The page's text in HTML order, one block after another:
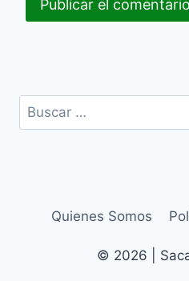
Buscar:
Quienes Somos
© 2026 |